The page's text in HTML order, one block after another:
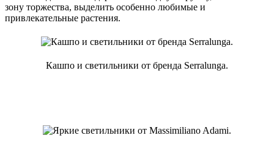
зону торжества, выделить особенно любимые и
привлекательные растения.
Кашпо и светильники от бренда Serralunga.